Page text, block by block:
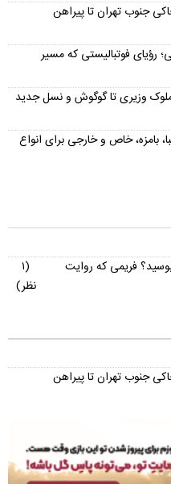
جنوب تهران تا پیراهن
رؤیای فوتبالیستی که مسیر
وزیری تا گوگوش و نسل جدید
| بیش از ۳۰۰ اسم زیبا، بامزه، خاص و خارجی برای انواع
فریمی که روایت
(۱
نظر)
جنوب تهران تا پیراهن